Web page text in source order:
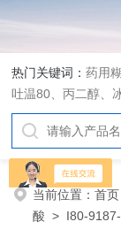
热门关键词：药用
吐温80、丙二醇、
糊精、硬脂酸镁、
钠、可溶性淀粉、
交联聚维酮、交联
硅、聚乙烯吡咯烷
甲基纤维素、乙基
当前位置：首页
酸 > I80-9187-